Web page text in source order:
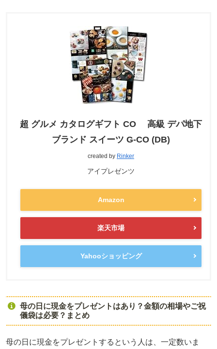
超 グルメ カタログギフト CO 高級 デパ地下
ブランド スイーツ G-CO (DB)
created by Rinker
アイプレゼンツ
Amazon
楽天市場
Yahooショッピング
母の日に現金をプレゼントはあり？金額の相場やご祝
儀袋は必要？まとめ
母の日に現金をプレゼントするという人は、一定数いま